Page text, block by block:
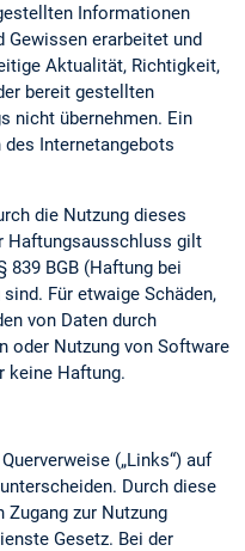
Informationen
Gewissen erarbeitet und
Aktualität, Richtigkeit,
bereit gestellten
nicht übernehmen. Ein
Internetangebots
die Nutzung dieses
Haftungsausschluss gilt
BGB (Haftung bei
Für etwaige Schäden,
von Daten durch
oder Nutzung von Software
keine Haftung.
(„Links“) auf
Durch diese
zur Nutzung
Gesetz. Bei der